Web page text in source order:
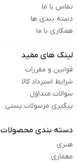
تماس با ما
دسته بندی ها
همکاری با ما
لینک های مفید
قوانین و مقررات
شرایط استرداد کالا
سوالات متداول
پیگیری مرسولات پستی
دسته بندی محصولات
هنری
معماری